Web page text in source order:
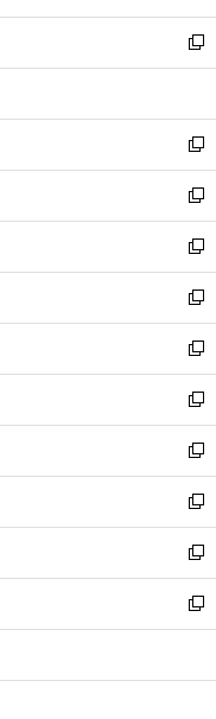
開
く
ウ
で
開
ン
ド
ウ
開
く
ウ
ィ
ン
ウ
で
開
く
し
い
ウ
ン
ド
ウ
で
開
く
新
し
ウ
ィ
ン
ド
ウ
で
開
く
新
し
い
ウ
ィ
ン
ド
ウ
で
開
く
新
し
い
ウ
ィ
ン
ド
ウ
で
開
く
新
し
い
ウ
ィ
ン
ド
ウ
で
開
く
新
し
い
ウ
ィ
ン
ド
ウ
で
開
く
新
し
い
ウ
ィ
ン
ド
ウ
で
開
く
新
し
い
ウ
ィ
ン
ド
ウ
で
開
新
し
い
ウ
ィ
ン
ド
ウ
開
新
し
い
ウ
ィ
ン
ウ
新
し
い
ウ
ン
新
し
ウ